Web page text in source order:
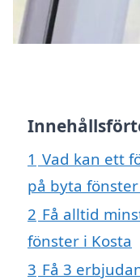
1 Vad kan ett
på byta
2 Få alltid
fönster i Kosta
3 Få 3